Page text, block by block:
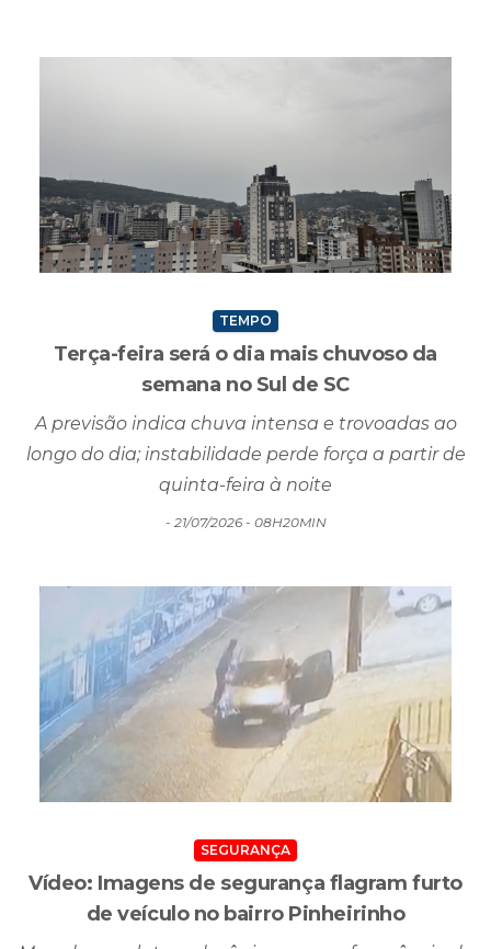
TEMPO
Terça-feira será o dia mais chuvoso da
semana no Sul de SC
A previsão indica chuva intensa e trovoadas ao
longo do dia; instabilidade perde força a partir de
quinta-feira à noite
- 21/07/2026 - 08H20MIN
SEGURANÇA
Vídeo: Imagens de segurança flagram furto
de veículo no bairro Pinheirinho